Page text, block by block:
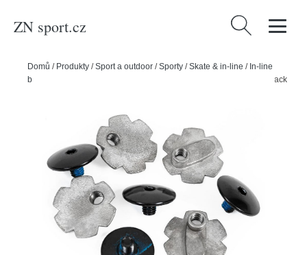
ZN sport.cz Vyhledávání
Domů / Produkty /Sport a outdoor /Sporty /Skate & in-line / In-line
bruslení
Powerslide Šrouby Powerslide Mesmer Eclipse Hinge Black